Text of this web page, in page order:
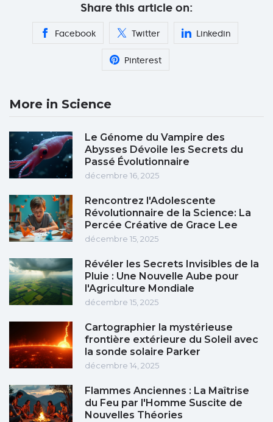
Share this article on:
Facebook Twitter Linkedin
Pinterest
More in Science
Le Génome du Vampire des
Abysses Dévoile les Secrets du
Passé Évolutionnaire
décembre 16, 2025
Rencontrez l'Adolescente
Révolutionnaire de la Science: La
Percée Créative de Grace Lee
décembre 15, 2025
Révéler les Secrets Invisibles de la
Pluie : Une Nouvelle Aube pour
l'Agriculture Mondiale
décembre 15, 2025
Cartographier la mystérieuse
frontière extérieure du Soleil avec
la sonde solaire Parker
décembre 14, 2025
Flammes Anciennes : La Maîtrise
du Feu par l'Homme Suscite de
Nouvelles Théories